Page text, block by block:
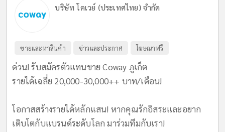
บริษัท โคเวย์ (ประเทศไทย) จำกัด
ขายและหาสินค้า ข่าวและประกาศ โฆษณาฟรี
ด่วน! รับสมัครตัวแทนขาย Coway ภูเก็ต
รายได้เฉลี่ย 20,000-30,000++ บาท/เดือน!
​โอกาสสร้างรายได้หลักแสน! หากคุณรักอิสระและอยาก
เติบโตกับแบรนด์ระดับโลก มาร่วมทีมกับเรา!